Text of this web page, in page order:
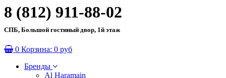
8 (812) 911-88-02
СПБ, Большой гостиный двор, 1й этаж
0 Корзина: 0 руб
Бренды
Al Haramain